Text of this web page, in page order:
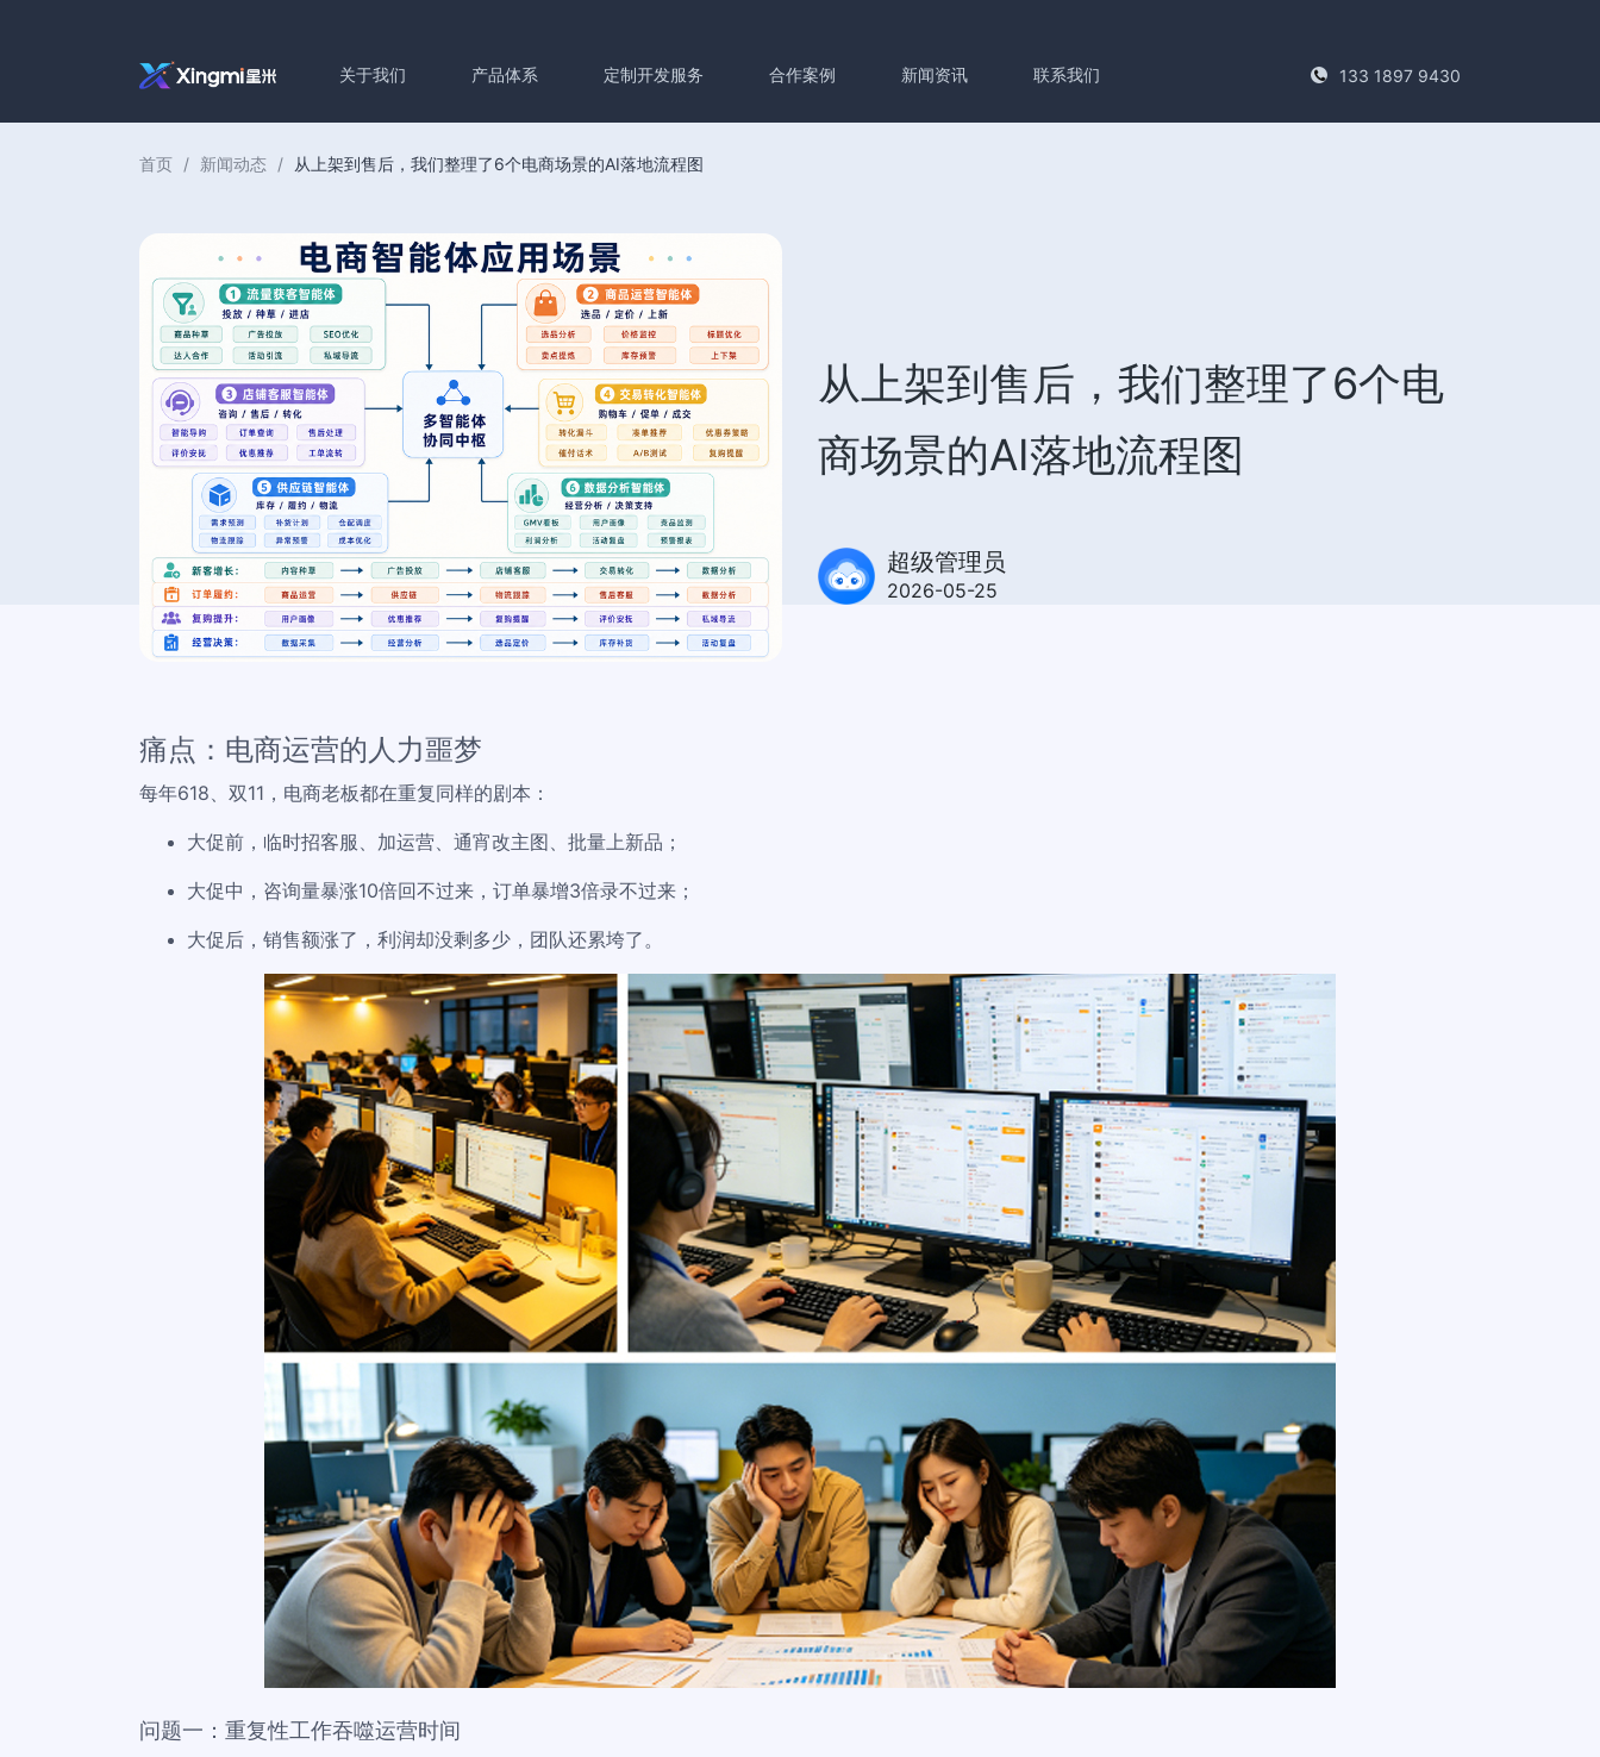
关于我们 产品体系 定制开发服务 合作案例 新闻资讯 联系我们 133 1897 9430
首页 / 新闻动态 / 从上架到售后，我们整理了6个电商场景的AI落地流程图
从上架到售后，我们整理了6个电
商场景的AI落地流程图
超级管理员
2026-05-25
痛点：电商运营的人力噩梦
每年618、双11，电商老板都在重复同样的剧本：
大促前，临时招客服、加运营、通宵改主图、批量上新品；
大促中，咨询量暴涨10倍回不过来，订单暴增3倍录不过来；
大促后，销售额涨了，利润却没剩多少，团队还累垮了。
问题一：重复性工作吞噬运营时间